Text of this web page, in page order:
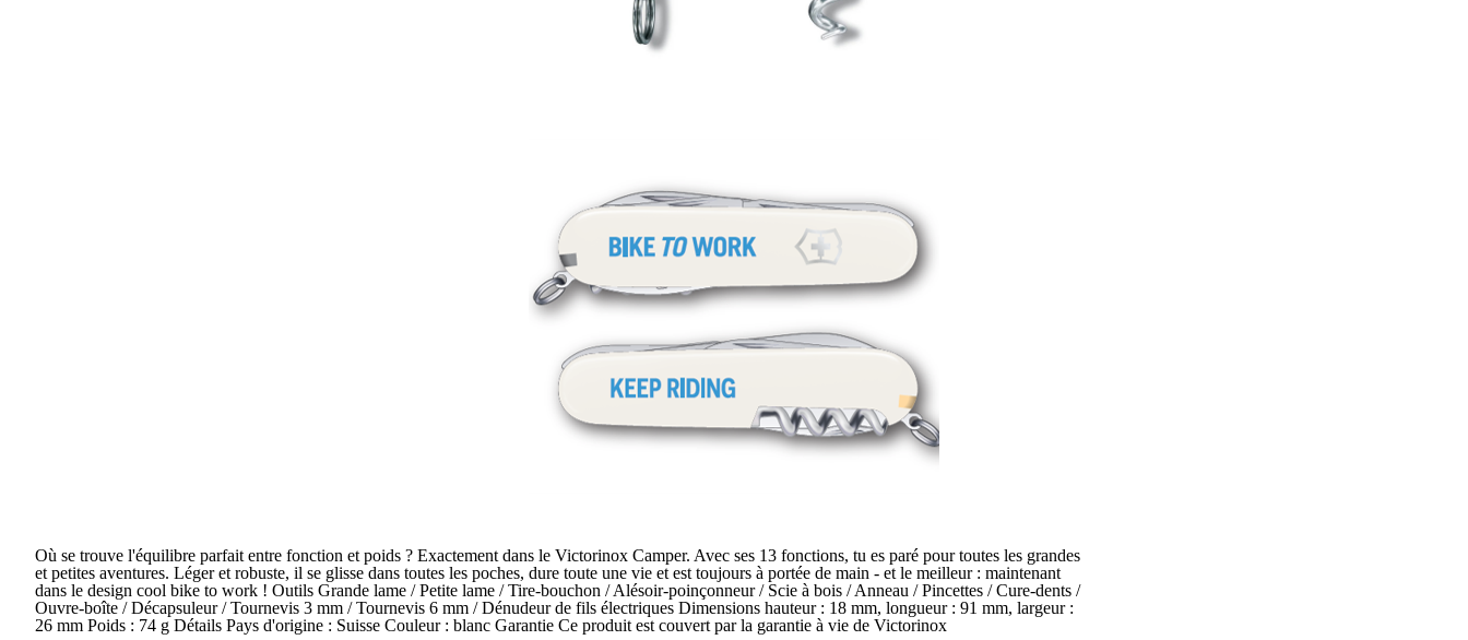
Où se trouve l'équilibre parfait entre fonction et poids ? Exactement dans le Victorinox Camper. Avec ses 13 fonctions, tu es paré pour toutes les grandes
et petites aventures. Léger et robuste, il se glisse dans toutes les poches, dure toute une vie et est toujours à portée de main - et le meilleur : maintenant
dans le design cool bike to work ! Outils Grande lame / Petite lame / Tire-bouchon / Alésoir-poinçonneur / Scie à bois / Anneau / Pincettes / Cure-dents /
Ouvre-boîte / Décapsuleur / Tournevis 3 mm / Tournevis 6 mm / Dénudeur de fils électriques Dimensions hauteur : 18 mm, longueur : 91 mm, largeur :
26 mm Poids : 74 g Détails Pays d'origine : Suisse Couleur : blanc Garantie Ce produit est couvert par la garantie à vie de Victorinox